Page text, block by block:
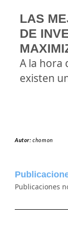
LAS
DE
A la hora
existen
Autor:chomon
Publicaciones